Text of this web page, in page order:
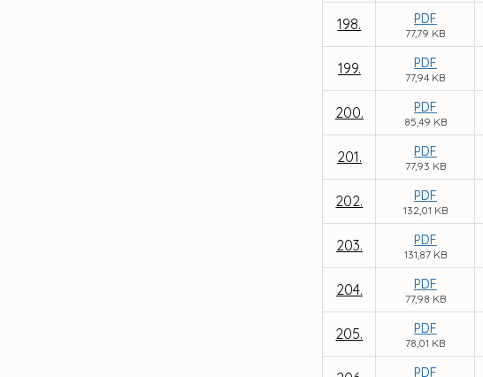
198. PDF
77,79 KB
199. PDF
77,94 KB
200. PDF
85,49 KB
201. PDF
77,93 KB
202. PDF
132,01 KB
203. PDF
131,87 KB
204. PDF
77,98 KB
205. PDF
78,01 KB
PDF